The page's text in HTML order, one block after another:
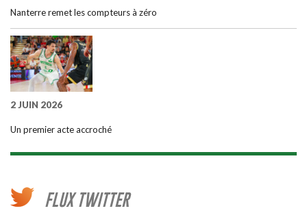
Nanterre remet les compteurs à zéro
2 JUIN 2026
Un premier acte accroché
FLUX TWITTER